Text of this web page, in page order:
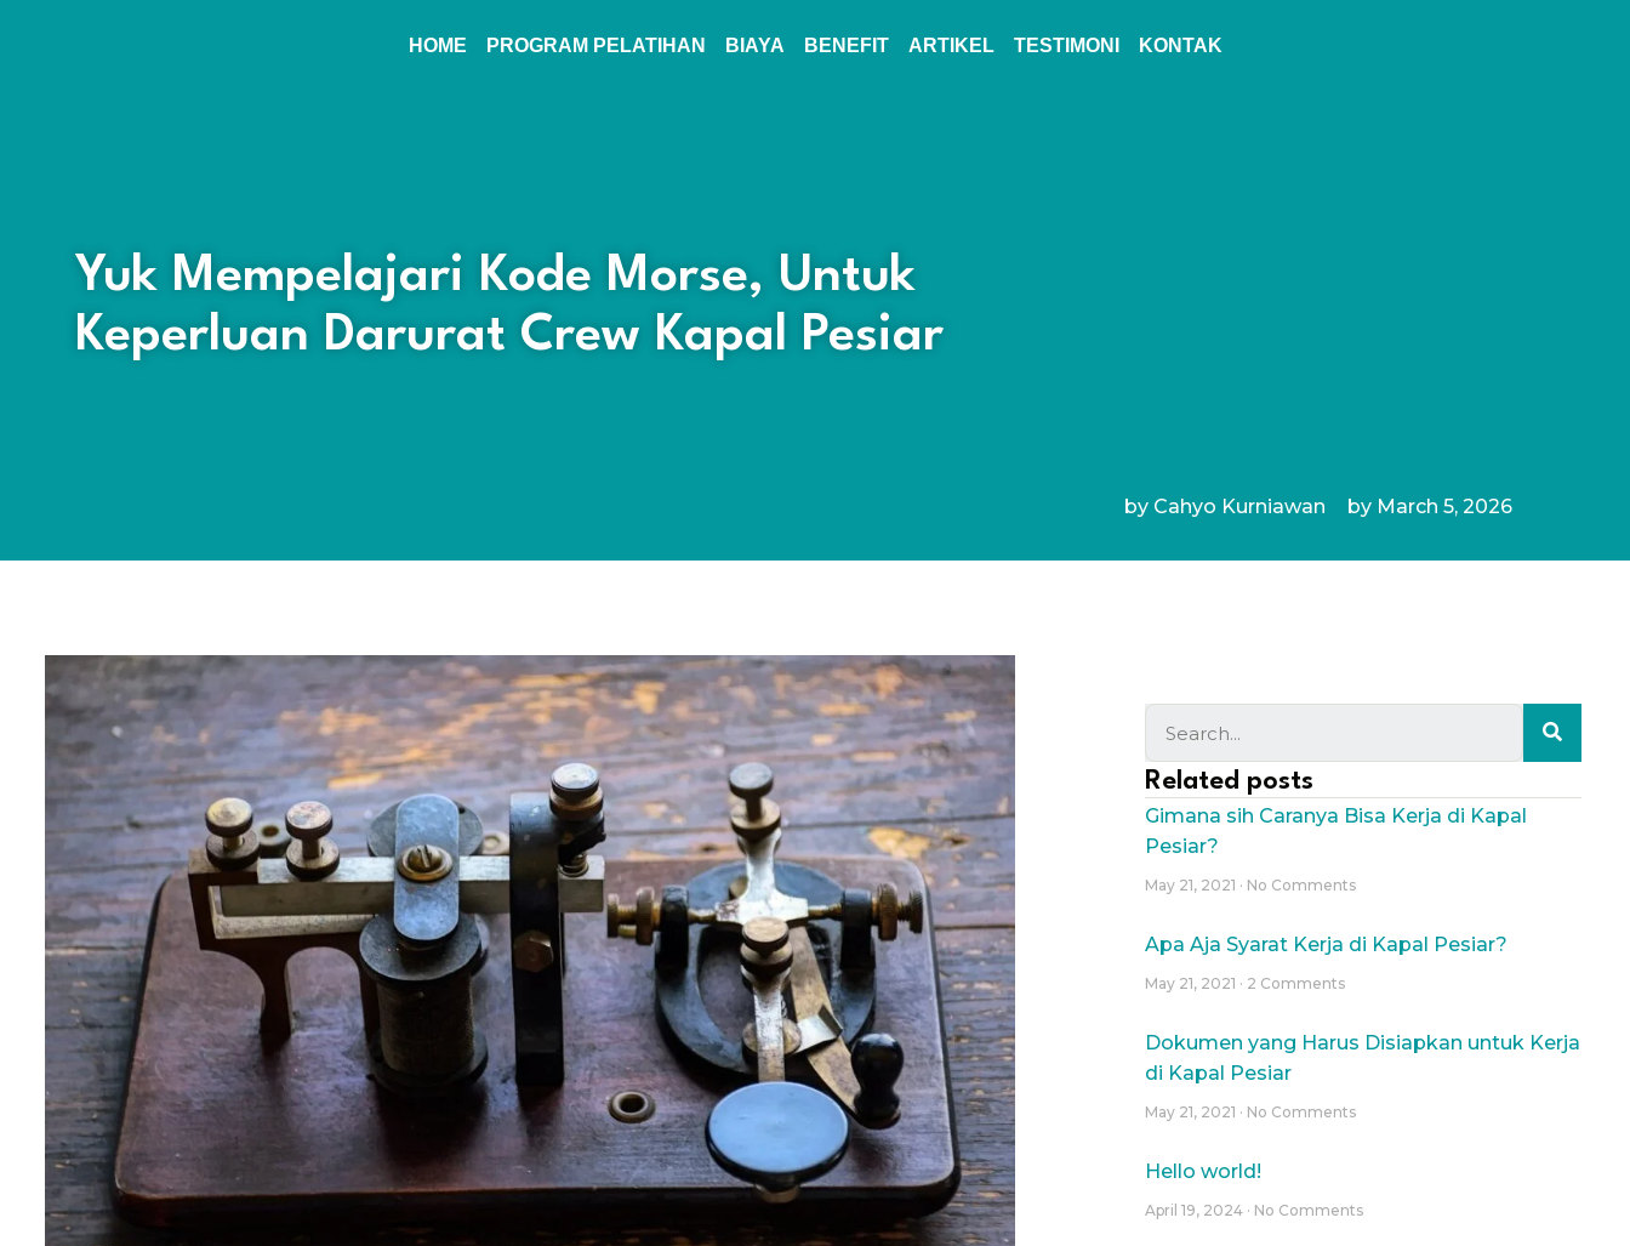
HOME PROGRAM PELATIHAN BIAYA BENEFIT ARTIKEL TESTIMONI KONTAK
Yuk Mempelajari Kode Morse, Untuk
Keperluan Darurat Crew Kapal Pesiar
by Cahyo Kurniawan by March 5, 2026
Related posts
Gimana sih Caranya Bisa Kerja di Kapal
Pesiar?
May 21, 2021 No Comments
Apa Aja Syarat Kerja di Kapal Pesiar?
May 21, 2021 2 Comments
Dokumen yang Harus Disiapkan untuk Kerja
di Kapal Pesiar
May 21, 2021 No Comments
Hello world!
April 19, 2024 No Comments